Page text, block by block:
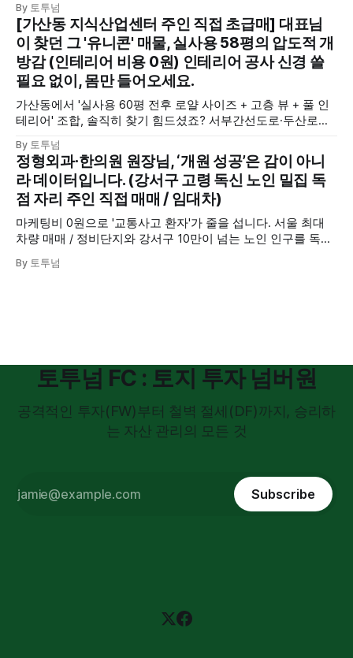
택 자격)은 그대로 유지하면서 세금 부담 없이 로얄동 로얄층
확정 수익을 확보하는 희소한 기회입니다.
By 토투넘
[가산동 지식산업센터 주인 직접 초급매] 대표님
이 찾던 그 '유니콘' 매물, 실사용 58평의 압도적 개
방감 (인테리어 비용 0원) 인테리어 공사 신경 쓸
필요 없이, 몸만 들어오세요.
가산동에서 '실사용 60평 전후 로얄 사이즈 + 고층 뷰 + 풀 인
테리어' 조합, 솔직히 찾기 힘드셨죠? 서부간선도로·두산로가
합니다. (사진 보면 바로 계약하고 싶어지실 겁니다.)
By 토투넘
정형외과·한의원 원장님, ‘개원 성공’은 감이 아니
라 데이터입니다. (강서구 고령 독신 노인 밀집 독
점 자리 주인 직접 매매 / 임대차)
마케팅비 0원으로 '교통사고 환자'가 줄을 섭니다. 서울 최대
차량 매매 / 정비단지와 강서구 10만이 넘는 노인 인구를 독점
님이 이 글을 지나치면, 경쟁 병원에 연 매출 '억' 단위를 뺏기
By 토투넘
토투넘 FC : 토지 투자 넘버원
공격적인 투자(FW)부터 철벽 절세(DF)까지, 승리하
는 자산 관리의 모든 것
Subscribe